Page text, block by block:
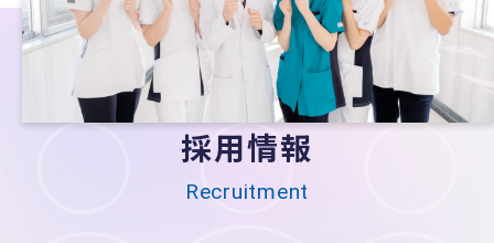
採用情報
Recruitment